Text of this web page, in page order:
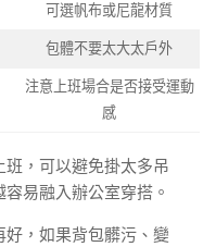
可選帆布或尼龍材質
包體不要太大太戶外
注意上班場合是否接受運動
感
，可以避免掛太多吊
易融入辦公室穿搭。
，如果背包髒污、變